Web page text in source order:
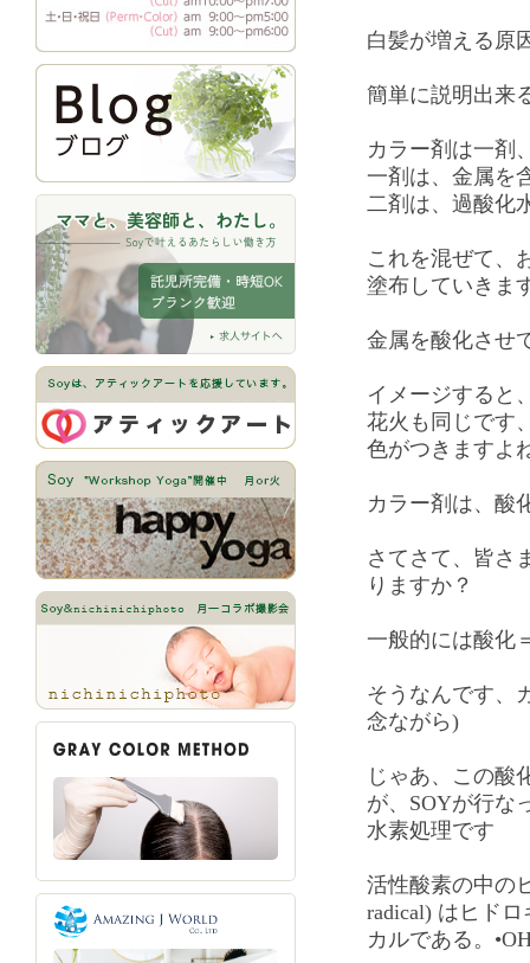
白髪が増える原
簡単に説明出来
カラー剤は一剤
一剤は、金属を
二剤は、過酸化
これを混ぜて、
塗布していきま
金属を酸化させ
イメージすると
花火も同じです
色がつきますよ
カラー剤は、酸
さてさて、皆さ
りますか？
一般的には酸化
そうなんです、
念ながら)
じゃあ、この酸
が、SOYが行な
水素処理です
活性酸素の中の
radical) はヒド
カルである。